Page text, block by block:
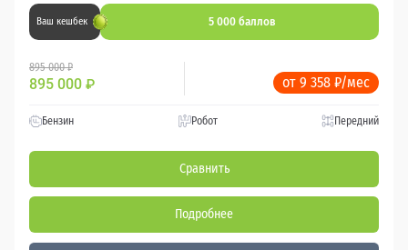
Ваш кешбек 5 000 баллов
895 000 ₽
895 000 ₽ от 9 358 ₽/мес
Бензин Робот Передний
Сравнить
Подробнее